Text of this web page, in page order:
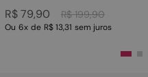
R$ 199,90
R$79,90
Ou 6x de R$ 13,31 sem juros